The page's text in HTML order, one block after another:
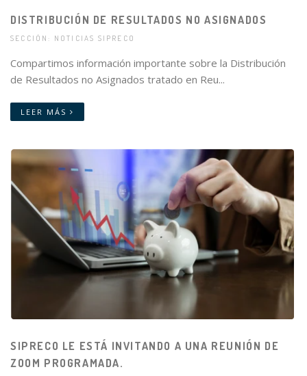
DISTRIBUCIÓN DE RESULTADOS NO ASIGNADOS
SECCIÓN: NOTICIAS SIPRECO
Compartimos información importante sobre la Distribución
de Resultados no Asignados tratado en Reu...
LEER MÁS
SIPRECO LE ESTÁ INVITANDO A UNA REUNIÓN DE
ZOOM PROGRAMADA.